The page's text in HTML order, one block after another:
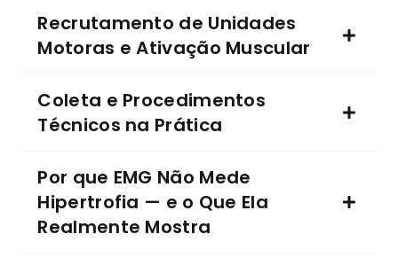
Recrutamento de Unidades
Motoras e Ativação Muscular
Coleta e Procedimentos
Técnicos na Prática
Por que EMG Não Mede
Hipertrofia — e o Que Ela
Realmente Mostra